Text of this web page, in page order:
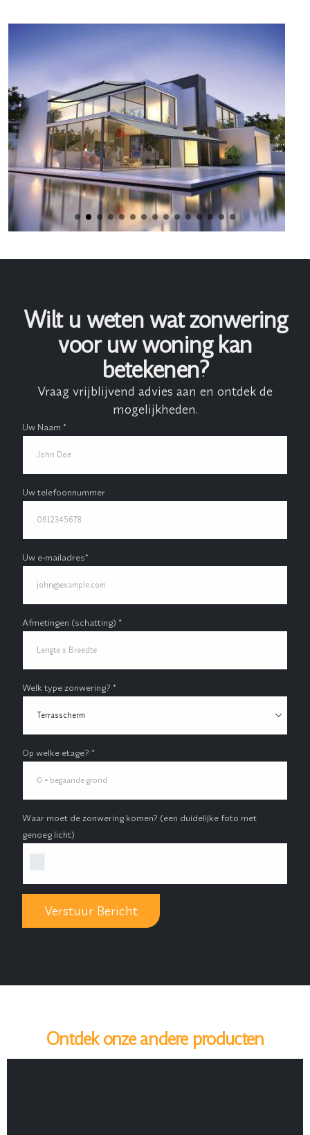
Wilt u weten wat zonwering
voor uw woning kan
betekenen?
Vraag vrijblijvend advies aan en ontdek de
mogelijkheden.
Uw Naam *
Uw telefoonnummer
Uw e-mailadres*
Afmetingen (schatting) *
Welk type zonwering? *
Op welke etage? *
Waar moet de zonwering komen? (een duidelijke foto met
genoeg licht)
Ontdek onze andere producten